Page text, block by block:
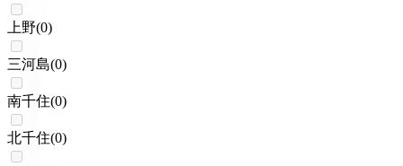
上野(0)
三河島(0)
南千住(0)
北千住(0)